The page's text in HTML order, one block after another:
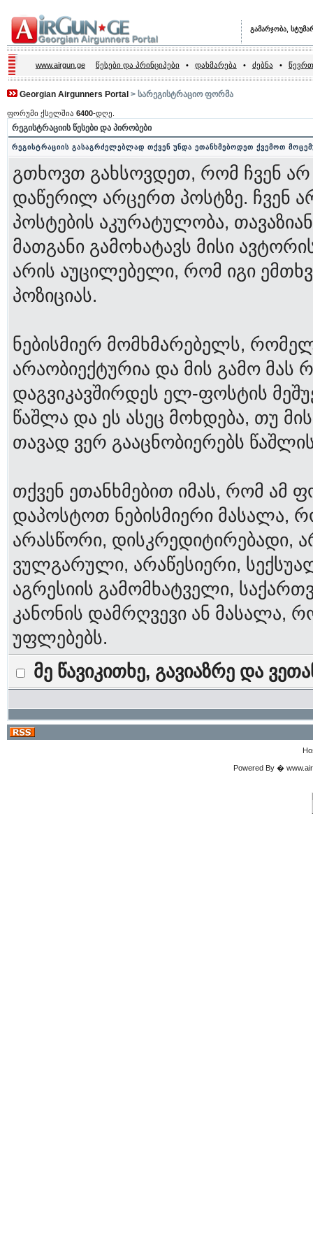
გამარჯობა,
www.airgun.ge წესები და პრინციპები • დახმარება • ძებნა •
Georgian Airgunners Portal > სარეგისტრაციო ფორმა
ფორუმი ქსელშია 6400-დღე.
რეგისტრაციის წესები და პირობები
რეგისტრაციის გასაგრძელებლად თქვენ უნდა ეთანხმებოდეთ ქვემოთ
გთხოვთ გახსოვდეთ, რომ ჩვენ არ
დაწერილ არცერთ პოსტზე. ჩვენ
პოსტების აკურატულობა,
მათგანი გამოხატავს მისი
არის აუცილებელი, რომ იგი
პოზიციას.
ნებისმიერ მომხმარებელს,
არაობიექტურია და მის გამო მას
დაგვიკავშირდეს ელ-ფოსტის
წაშლა და ეს ასეც მოხდება, თუ
თავად ვერ გააცნობიერებს
თქვენ ეთანხმებით იმას, რომ ამ
დაპოსტოთ ნებისმიერი მასალა,
არასწორი, დისკრედიტირებადი,
ვულგარული, არაწესიერი,
აგრესიის გამომხატველი,
კანონის დამრღვევი ან მასალა,
უფლებებს.
მე წავიკითხე, გავიაზრე და
Powered By �